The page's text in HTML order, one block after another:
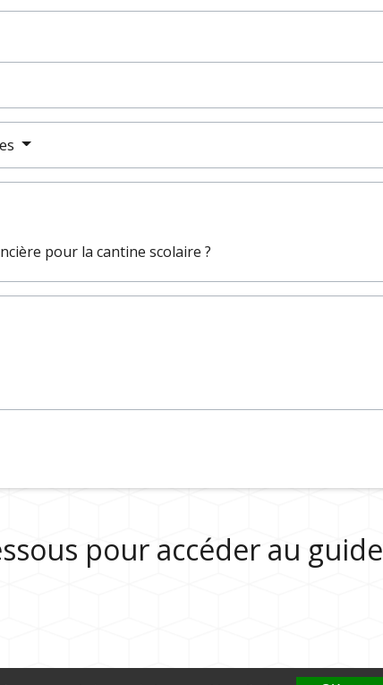
pour la cantine scolaire ?
pour accéder au